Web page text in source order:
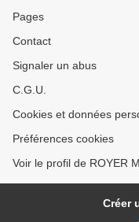
Pages
Contact
Signaler un abus
C.G.U.
Cookies et données
Préférences cookies
Voir le profil de ROYER
Créer